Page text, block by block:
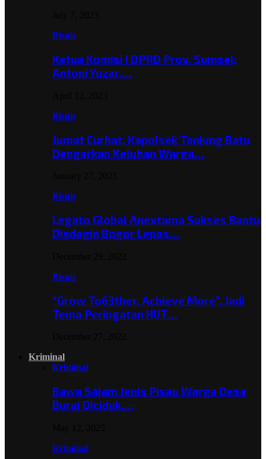
Bisnis
Ketua Komisi I DPRD Prov. Sumsel;
Antoni Yuzar,…
Bisnis
Jumat Curhat, Kapolsek Tanjung Batu
Dengarkan Keluhan Warga…
Bisnis
Legato Global Anextama Sukses Bantu
Disdagin Bogor Lepas…
Bisnis
“Grow To63ther, Achieve More”, Jadi
Tema Peringatan HUT…
Kriminal
Kriminal
Bawa Sajam Jenis Pisau Warga Desa
Burai Diciduk,…
Kriminal